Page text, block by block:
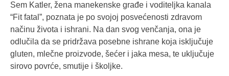
Sem Katler, žena manekenske građe i voditeljka kanala
“Fit fatal”, poznata je po svojoj posvećenosti zdravom
načinu života i ishrani. Na dan svog venčanja, ona je
odlučila da se pridržava posebne ishrane koja isključuje
gluten, mlečne proizvode, šećer i jaka mesa, te uključuje
sirovo povrće, smutije i školjke.